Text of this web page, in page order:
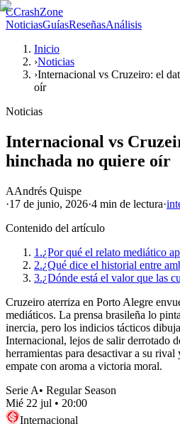
CCrashZone
NoticiasGuíasReseñasAnálisis
Inicio
›Noticias
›Internacional vs Cruzeiro: el
oír
Noticias
Internacional vs
hinchada no quiere oír
AAndrés Quispe
·17 de junio, 2026·4 min de lectura·
Contenido del artículo
1.¿Por qué el relato mediático
2.¿Qué dice el historial entre
3.¿Dónde está el valor que las
Cruzeiro aterriza en Porto Alegre
mediáticos. La prensa brasileña lo
inercia, pero los indicios tácticos
Internacional, lejos de salir derrotado
herramientas para desactivar a su
empate con aroma a victoria moral.
Serie A• Regular Season
Mié 22 jul • 20:00
Internacional